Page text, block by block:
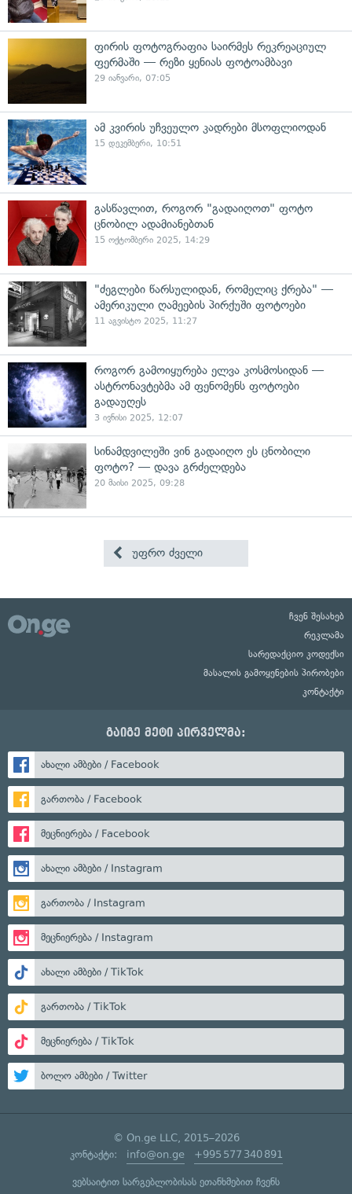
ფირის ფოტოგრაფია საირმეს რეკრეაციულ
ფერმაში — რეზი ყენიას ფოტოამბავი
29 იანვარი, 07:05
ამ კვირის უჩვეულო კადრები მსოფლიოდან
15 დეკემბერი, 10:51
გასწავლით, როგორ "გადაიღოთ" ფოტო
ცნობილ ადამიანებთან
15 ოქტომბერი 2025, 14:29
"ძეგლები წარსულიდან, რომელიც ქრება" —
ამერიკული ღამეების პირქუში ფოტოები
11 აგვისტო 2025, 11:27
როგორ გამოიყურება ელვა კოსმოსიდან —
ასტრონავტებმა ამ ფენომენს ფოტოები
გადაუღეს
3 ივნისი 2025, 12:07
სინამდვილეში ვინ გადაიღო ეს ცნობილი
ფოტო? — დავა გრძელდება
20 მაისი 2025, 09:28
უფრო ძველი
ჩვენ შესახებ
რეკლამა
სარედაქციო კოდექსი
მასალის გამოყენების პირობები
კონტაქტი
გაიგე მეტი პირველმა:
ახალი ამბები / Facebook
გართობა / Facebook
მეცნიერება / Facebook
ახალი ამბები / Instagram
გართობა / Instagram
მეცნიერება / Instagram
ახალი ამბები / TikTok
გართობა / TikTok
მეცნიერება / TikTok
ბოლო ამბები / Twitter
© On.ge LLC, 2015–2026
კონტაქტი: info@on.ge +995 577 340 891
ვებსაიტით სარგებლობისას ეთანხმებით ჩვენს